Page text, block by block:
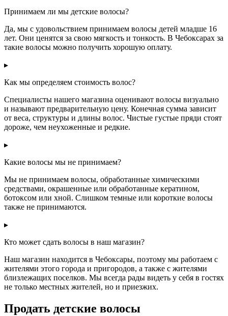
Принимаем ли мы детские волосы?
Да, мы с удовольствием принимаем волосы детей младше 16
лет. Они ценятся за свою мягкость и тонкость. В Чебоксарах за
такие волосы можно получить хорошую оплату.
▸
Как мы определяем стоимость волос?
Специалисты нашего магазина оценивают волосы визуально
и называют предварительную цену. Конечная сумма зависит
от веса, структуры и длины волос. Чистые густые пряди стоят
дороже, чем неухоженные и редкие.
▸
Какие волосы мы не принимаем?
Мы не принимаем волосы, обработанные химическими
средствами, окрашенные или обработанные кератином,
ботоксом или хной. Слишком темные или короткие волосы
также не принимаются.
▸
Кто может сдать волосы в наш магазин?
Наш магазин находится в Чебоксары, поэтому мы работаем с
жителями этого города и пригородов, а также с жителями
близлежащих поселков. Мы всегда рады видеть у себя в гостях
не только местных жителей, но и приезжих.
Продать детские волосы